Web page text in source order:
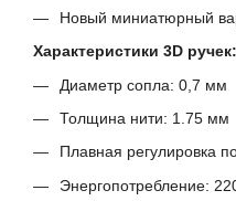
Новый миниатюрный
Характеристики 3D ручек:
Диаметр сопла: 0,7 мм
Толщина нити: 1.75 мм
Плавная регулировка
Энергопотребление: